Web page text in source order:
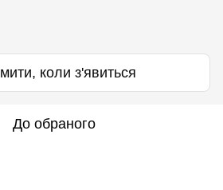
коли з'явиться
До обраного